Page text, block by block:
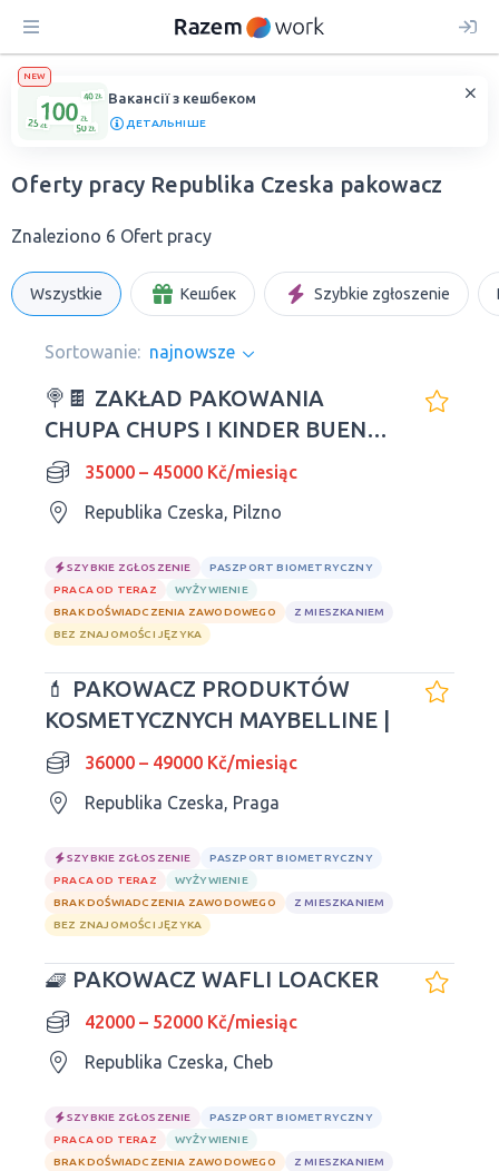
NEW
Вакансії з кешбеком
ДЕТАЛЬНІШЕ
Oferty pracy Republika Czeska pakowacz
Znaleziono 6 Ofert pracy
Wszystkie Кешбек Szybkie zgłoszenie
Sortowanie: najnowsze
🍭🍫 ZAKŁAD PAKOWANIA
CHUPA CHUPS I KINDER BUENO
W REPUBLICE CZESKIEJ
35000 – 45000 Kč/miesiąc
Republika Czeska, Pilzno
SZYBKIE ZGŁOSZENIE
PASZPORT BIOMETRYCZNY
PRACA OD TERAZ
WYŻYWIENIE
BRAK DOŚWIADCZENIA ZAWODOWEGO
Z MIESZKANIEM
BEZ ZNAJOMOŚCI JĘZYKA
💄 PAKOWACZ PRODUKTÓW
KOSMETYCZNYCH MAYBELLINE |
36000 – 49000 Kč/miesiąc
Republika Czeska, Praga
SZYBKIE ZGŁOSZENIE
PASZPORT BIOMETRYCZNY
PRACA OD TERAZ
WYŻYWIENIE
BRAK DOŚWIADCZENIA ZAWODOWEGO
Z MIESZKANIEM
BEZ ZNAJOMOŚCI JĘZYKA
🧇 PAKOWACZ WAFLI LOACKER
42000 – 52000 Kč/miesiąc
Republika Czeska, Cheb
SZYBKIE ZGŁOSZENIE
PASZPORT BIOMETRYCZNY
PRACA OD TERAZ
WYŻYWIENIE
BRAK DOŚWIADCZENIA ZAWODOWEGO
Z MIESZKANIEM